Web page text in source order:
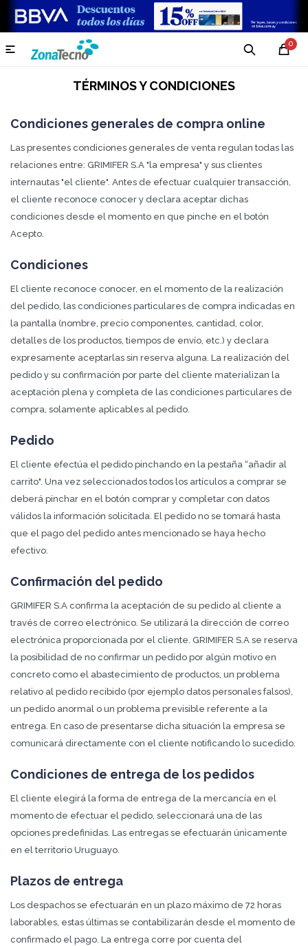
0

TÉRMINOS Y CONDICIONES
Condiciones generales de compra online
Las presentes condiciones generales de venta regulan todas las
relaciones entre: GRIMIFER S.A "la empresa" y sus clientes
internautas "el cliente". Antes de efectuar cualquier transacción,
el cliente reconoce conocer y declara aceptar dichas
condiciones desde el momento en que pinche en el botón
Acepto.
Condiciones
El cliente reconoce conocer, en el momento de la realización
del pedido, las condiciones particulares de compra indicadas en
la pantalla (nombre, precio componentes, cantidad, color,
detalles de los productos, tiempos de envío, etc.) y declara
expresamente aceptarlas sin reserva alguna. La realización del
pedido y su confirmación por parte del cliente materializan la
aceptación plena y completa de las condiciones particulares de
compra, solamente aplicables al pedido.
Pedido
El cliente efectúa el pedido pinchando en la pestaña “añadir al
carrito". Una vez seleccionados todos los artículos a comprar se
deberá pinchar en el botón comprar y completar con datos
válidos la información solicitada. El pedido no se tomará hasta
que el pago del pedido antes mencionado se haya hecho
efectivo.
Confirmación del pedido
GRIMIFER S.A confirma la aceptación de su pedido al cliente a
través de correo electrónico. Se utilizará la dirección de correo
electrónica proporcionada por el cliente. GRIMIFER S.A se reserva
la posibilidad de no confirmar un pedido por algún motivo en
concreto como el abastecimiento de productos, un problema
relativo al pedido recibido (por ejemplo datos personales falsos),
un pedido anormal o un problema previsible referente a la
entrega. En caso de presentarse dicha situación la empresa se
comunicará directamente con el cliente notificando lo sucedido.
Condiciones de entrega de los pedidos
El cliente elegirá la forma de entrega de la mercancía en el
momento de efectuar el pedido, seleccionará una de las
opciones predefinidas. Las entregas se efectuarán únicamente
en el territorio Uruguayo.
Plazos de entrega
Los despachos se efectuarán en un plazo máximo de 72 horas
laborables, estas últimas se contabilizarán desde el momento de
confirmado el pago. La entrega corre por cuenta del